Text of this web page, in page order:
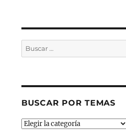
Buscar
por:
BUSCAR POR TEMAS
Buscar